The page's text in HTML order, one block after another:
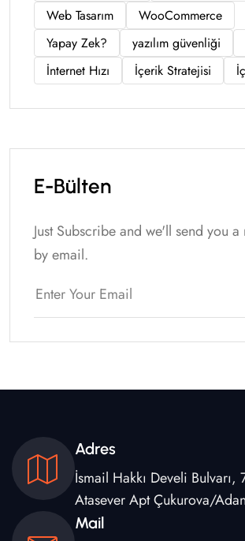
Web Tasarım
WooCommerce
Yapay Zek?
yazılım güvenliği
İnternet Hızı
İçerik Stratejisi
E-Bülten
Just Subscribe and we'll send you
by email.
Adres
İsmail Hakkı Develi Bulvarı,
Atasever Apt Çukurova/
Mail